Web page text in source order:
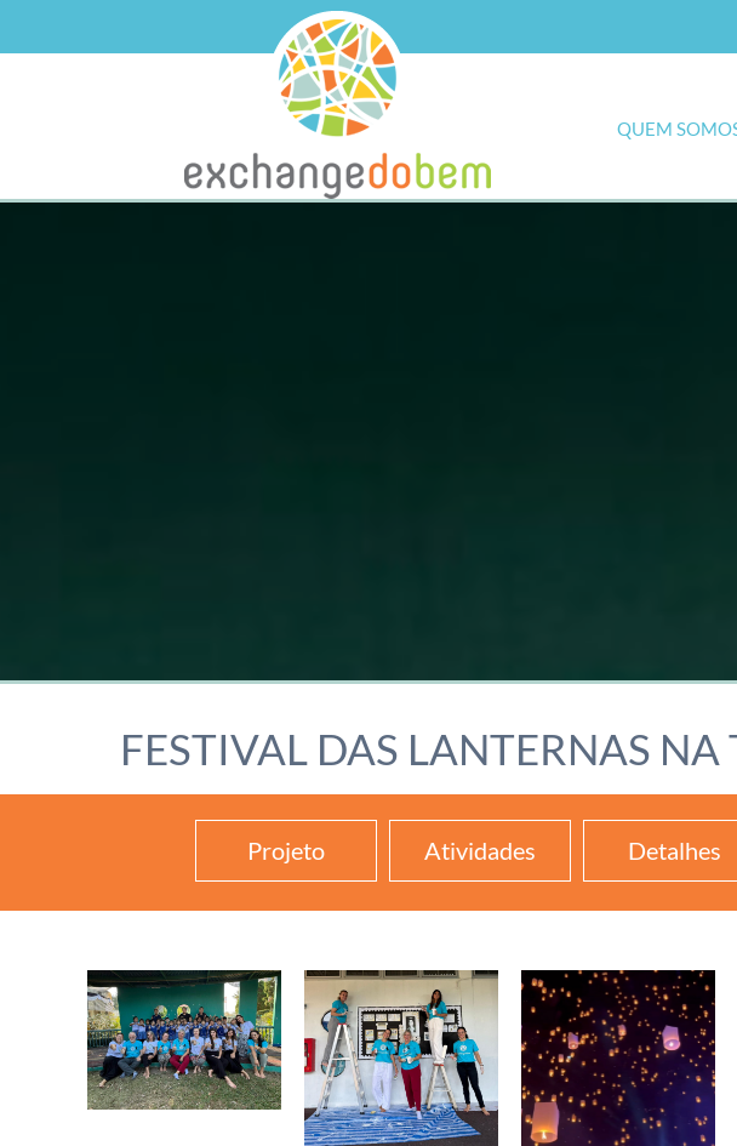
QUEM
FESTIVAL DAS LANTERNAS
Projeto Atividades Detalhes